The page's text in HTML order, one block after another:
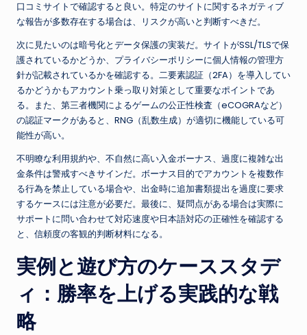
口コミサイトで確認すると良い。特定のサイトに関するネガティブ
な報告が多数存在する場合は、リスクが高いと判断すべきだ。
次に見たいのは暗号化とデータ保護の実装だ。サイトがSSL/TLSで保
護されているかどうか、プライバシーポリシーに個人情報の管理方
針が記載されているかを確認する。二要素認証（2FA）を導入してい
るかどうかもアカウント乗っ取り対策として重要なポイントであ
る。また、第三者機関によるゲームの公正性検査（eCOGRAなど）
の認証マークがあると、RNG（乱数生成）が適切に機能している可
能性が高い。
不明瞭な利用規約や、不自然に高い入金ボーナス、過度に複雑な出
金条件は警戒すべきサインだ。ボーナス目的でアカウントを複数作
る行為を禁止している場合や、出金時に追加書類提出を過度に要求
するケースには注意が必要だ。最後に、疑問点がある場合は実際に
サポートに問い合わせて対応速度や日本語対応の正確性を確認する
と、信頼度の客観的判断材料になる。
実例と遊び方のケーススタデ
ィ：勝率を上げる実践的な戦
略